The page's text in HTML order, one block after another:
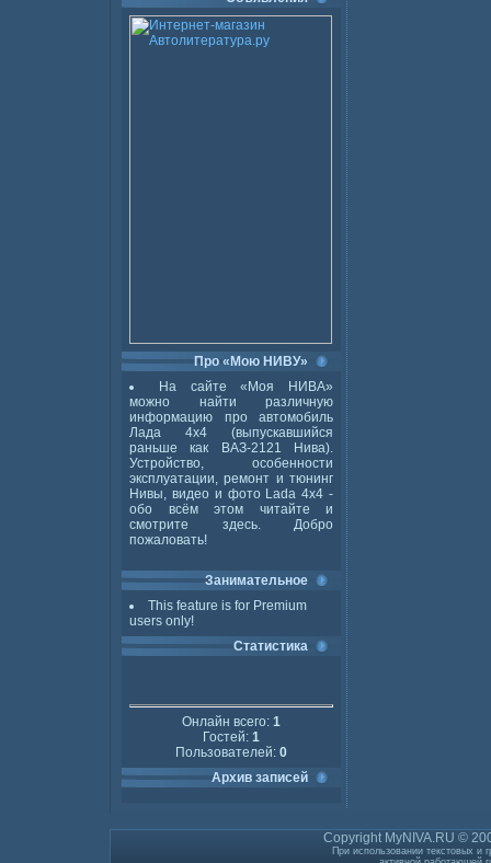
Про «Мою НИВУ»
На сайте «Моя НИВА»
можно найти различную
информацию про автомобиль
Лада 4x4 (выпускавшийся
раньше как ВАЗ-2121 Нива).
Устройство, особенности
эксплуатации, ремонт и тюнинг
Нивы, видео и фото Lada 4x4 -
обо всём этом читайте и
смотрите здесь. Добро
пожаловать!
Занимательное
This feature is for Premium
users only!
Статистика
Онлайн всего: 1
Гостей: 1
Пользователей: 0
Архив записей
Copyright MyNIVA.RU ©
При использовании текстовых и